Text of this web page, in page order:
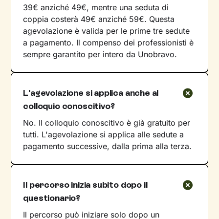
39€ anziché 49€, mentre una seduta di
coppia costerà 49€ anziché 59€. Questa
agevolazione è valida per le prime tre sedute
a pagamento. Il compenso dei professionisti è
sempre garantito per intero da Unobravo.
L'agevolazione si applica anche al
colloquio conoscitivo?
No. Il colloquio conoscitivo è già gratuito per
tutti. L'agevolazione si applica alle sedute a
pagamento successive, dalla prima alla terza.
Il percorso inizia subito dopo il
questionario?
Il percorso può iniziare solo dopo un